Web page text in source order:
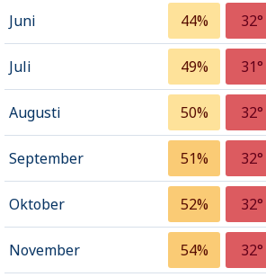
Juni 44% 32°
Juli 49% 31°
Augusti 50% 32°
September 51% 32°
Oktober 52% 32°
November 54% 32°